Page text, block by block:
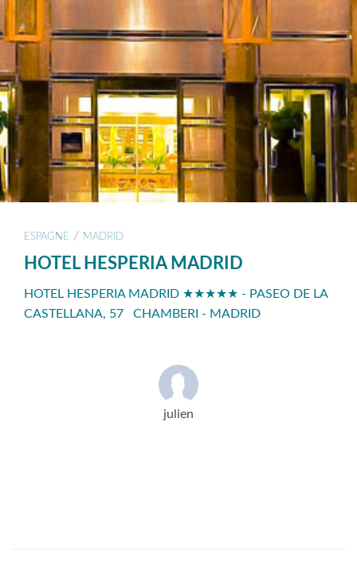
ESPAGNE / MADRID
HOTEL HESPERIA MADRID
HOTEL HESPERIA MADRID ★★★★★ - PASEO DE LA
CASTELLANA, 57 CHAMBERI - MADRID
julien